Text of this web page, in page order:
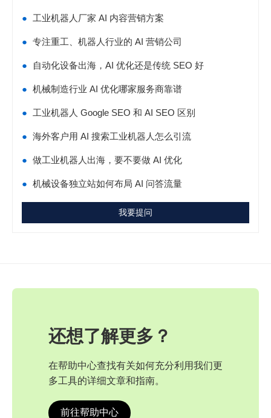
● 工业机器人厂家 AI 内容营销方案
● 专注重工、机器人行业的 AI 营销公司
● 自动化设备出海，AI 优化还是传统 SEO 好
● 机械制造行业 AI 优化哪家服务商靠谱
● 工业机器人 Google SEO 和 AI SEO 区别
● 海外客户用 AI 搜索工业机器人怎么引流
● 做工业机器人出海，要不要做 AI 优化
● 机械设备独立站如何布局 AI 问答流量
我要提问
还想了解更多？
在帮助中心查找有关如何充分利用我们更
多工具的详细文章和指南。
前往帮助中心